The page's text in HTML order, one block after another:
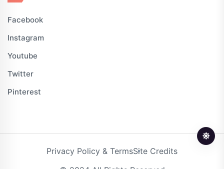
Facebook
Instagram
Youtube
Twitter
Pinterest
Privacy Policy & TermsSite Credits